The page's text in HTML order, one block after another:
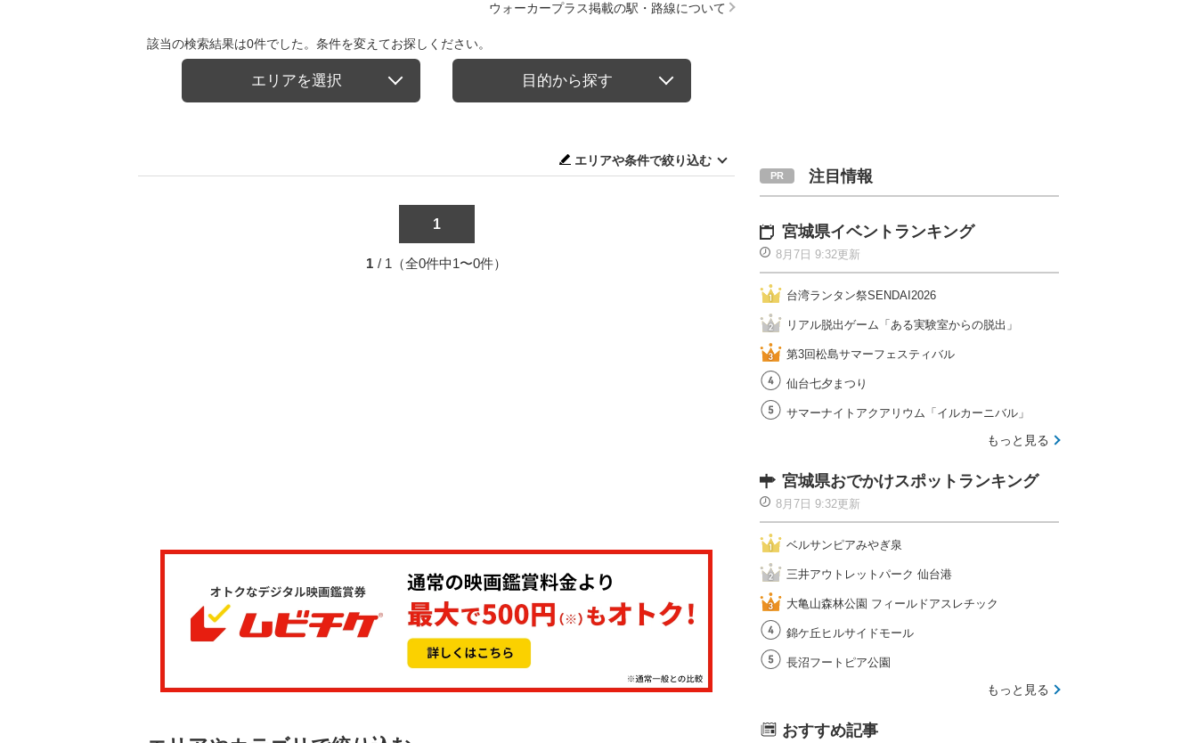
ウォーカープラス掲載の駅・路線について
該当の検索結果は0件でした。条件を変えてお探しください。
エリアを選択 目的から探す
エリアや条件で絞り込む
1
1 / 1（全0件中1〜0件）
注目情報
宮城県イベントランキング
8月7日 9:32更新
台湾ランタン祭SENDAI2026
リアル脱出ゲーム「ある実験室からの脱出」
第3回松島サマーフェスティバル
仙台七夕まつり
サマーナイトアクアリウム「イルカーニバル」
もっと見る
宮城県おでかけスポットランキング
8月7日 9:32更新
ベルサンピアみやぎ泉
三井アウトレットパーク 仙台港
大亀山森林公園 フィールドアスレチック
錦ケ丘ヒルサイドモール
長沼フートピア公園
もっと見る
おすすめ記事